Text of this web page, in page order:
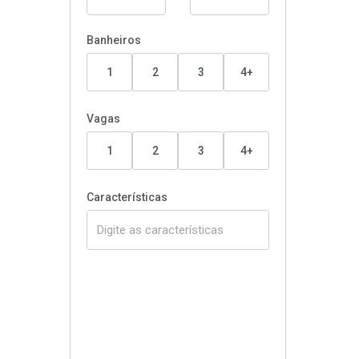
Banheiros
1 2 3 4+
Vagas
1 2 3 4+
Características